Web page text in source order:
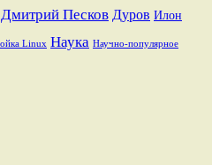
Дмитрий Песков Дуров Илон
Linux Наука Научно-популярное